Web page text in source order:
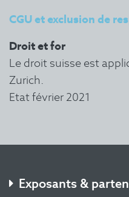
CGU et exclusion de
Droit et for
Le droit suisse est
Zurich.
Etat février 2021
Exposants &